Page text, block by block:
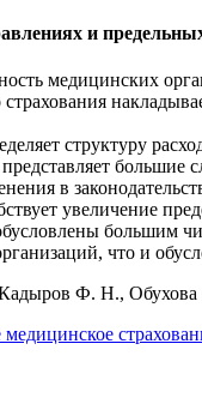
и
медицинских
страхования
структуру
в
увеличение
большим
что и
Ф. Н.,
медицинское